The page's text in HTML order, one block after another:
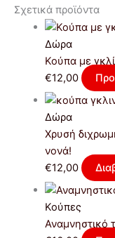
Σχετικά προϊόντα
Δώρα
Κούπα με
€12,00
Δώρα
Χρυσή
νονά!
€12,00
Κούπες
Αναμνηστικό